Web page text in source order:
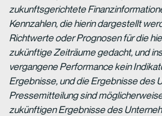
zukunftsgerichtete
Kennzahlen, die hierin dargestellt
Richtwerte oder Prognosen für die
zukünftige Zeiträume gedacht, und
vergangene Performance kein
Ergebnisse, und die Ergebnisse des
Pressemitteilung sind
zukünftigen Ergebnisse des